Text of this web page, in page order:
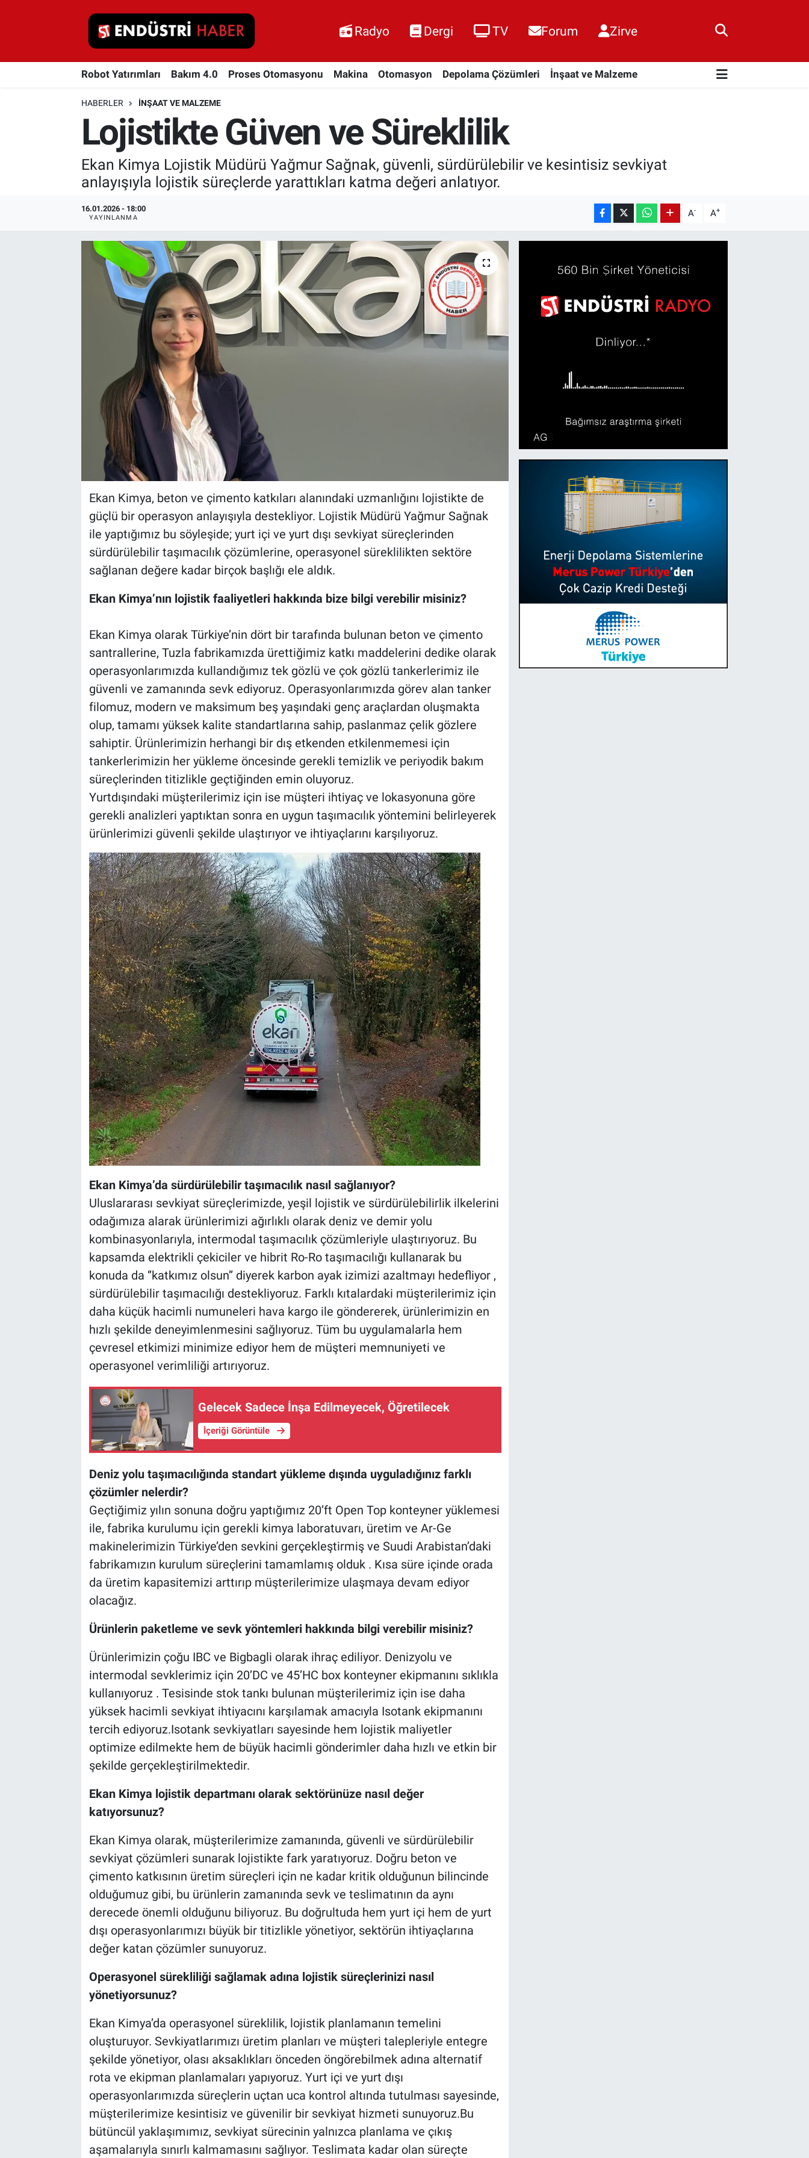
Radyo Dergi TV Forum Zirve
Robot Yatırımları Bakım 4.0 Proses Otomasyonu Makina Otomasyon Depolama Çözümleri İnşaat ve Malzeme
HABERLER İNŞAAT VE MALZEME
Lojistikte Güven ve Süreklilik
Ekan Kimya Lojistik Müdürü Yağmur Sağnak, güvenli, sürdürülebilir ve kesintisiz sevkiyat
anlayışıyla lojistik süreçlerde yarattıkları katma değeri anlatıyor.
16.01.2026 - 18:00
YAYINLANMA A- A+
Ekan Kimya, beton ve çimento katkıları alanındaki uzmanlığını lojistikte de
güçlü bir operasyon anlayışıyla destekliyor. Lojistik Müdürü Yağmur Sağnak
ile yaptığımız bu söyleşide; yurt içi ve yurt dışı sevkiyat süreçlerinden
sürdürülebilir taşımacılık çözümlerine, operasyonel süreklilikten sektöre
sağlanan değere kadar birçok başlığı ele aldık.
Ekan Kimya’nın lojistik faaliyetleri hakkında bize bilgi verebilir misiniz?
Ekan Kimya olarak Türkiye’nin dört bir tarafında bulunan beton ve çimento
santrallerine, Tuzla fabrikamızda ürettiğimiz katkı maddelerini dedike olarak
operasyonlarımızda kullandığımız tek gözlü ve çok gözlü tankerlerimiz ile
güvenli ve zamanında sevk ediyoruz. Operasyonlarımızda görev alan tanker
filomuz, modern ve maksimum beş yaşındaki genç araçlardan oluşmakta
olup, tamamı yüksek kalite standartlarına sahip, paslanmaz çelik gözlere
sahiptir. Ürünlerimizin herhangi bir dış etkenden etkilenmemesi için
tankerlerimizin her yükleme öncesinde gerekli temizlik ve periyodik bakım
süreçlerinden titizlikle geçtiğinden emin oluyoruz.
Yurtdışındaki müşterilerimiz için ise müşteri ihtiyaç ve lokasyonuna göre
gerekli analizleri yaptıktan sonra en uygun taşımacılık yöntemini belirleyerek
ürünlerimizi güvenli şekilde ulaştırıyor ve ihtiyaçlarını karşılıyoruz.
Ekan Kimya’da sürdürülebilir taşımacılık nasıl sağlanıyor?
Uluslararası sevkiyat süreçlerimizde, yeşil lojistik ve sürdürülebilirlik ilkelerini
odağımıza alarak ürünlerimizi ağırlıklı olarak deniz ve demir yolu
kombinasyonlarıyla, intermodal taşımacılık çözümleriyle ulaştırıyoruz. Bu
kapsamda elektrikli çekiciler ve hibrit Ro-Ro taşımacılığı kullanarak bu
konuda da ‘’katkımız olsun’’ diyerek karbon ayak izimizi azaltmayı hedefliyor ,
sürdürülebilir taşımacılığı destekliyoruz. Farklı kıtalardaki müşterilerimiz için
daha küçük hacimli numuneleri hava kargo ile göndererek, ürünlerimizin en
hızlı şekilde deneyimlenmesini sağlıyoruz. Tüm bu uygulamalarla hem
çevresel etkimizi minimize ediyor hem de müşteri memnuniyeti ve
operasyonel verimliliği artırıyoruz.
Gelecek Sadece İnşa Edilmeyecek, Öğretilecek
İçeriği Görüntüle
Deniz yolu taşımacılığında standart yükleme dışında uyguladığınız farklı
çözümler nelerdir?
Geçtiğimiz yılın sonuna doğru yaptığımız 20’ft Open Top konteyner yüklemesi
ile, fabrika kurulumu için gerekli kimya laboratuvarı, üretim ve Ar-Ge
makinelerimizin Türkiye’den sevkini gerçekleştirmiş ve Suudi Arabistan’daki
fabrikamızın kurulum süreçlerini tamamlamış olduk . Kısa süre içinde orada
da üretim kapasitemizi arttırıp müşterilerimize ulaşmaya devam ediyor
olacağız.
Ürünlerin paketleme ve sevk yöntemleri hakkında bilgi verebilir misiniz?
Ürünlerimizin çoğu IBC ve Bigbagli olarak ihraç ediliyor. Denizyolu ve
intermodal sevklerimiz için 20’DC ve 45’HC box konteyner ekipmanını sıklıkla
kullanıyoruz . Tesisinde stok tankı bulunan müşterilerimiz için ise daha
yüksek hacimli sevkiyat ihtiyacını karşılamak amacıyla Isotank ekipmanını
tercih ediyoruz.Isotank sevkiyatları sayesinde hem lojistik maliyetler
optimize edilmekte hem de büyük hacimli gönderimler daha hızlı ve etkin bir
şekilde gerçekleştirilmektedir.
Ekan Kimya lojistik departmanı olarak sektörünüze nasıl değer
katıyorsunuz?
Ekan Kimya olarak, müşterilerimize zamanında, güvenli ve sürdürülebilir
sevkiyat çözümleri sunarak lojistikte fark yaratıyoruz. Doğru beton ve
çimento katkısının üretim süreçleri için ne kadar kritik olduğunun bilincinde
olduğumuz gibi, bu ürünlerin zamanında sevk ve teslimatının da aynı
derecede önemli olduğunu biliyoruz. Bu doğrultuda hem yurt içi hem de yurt
dışı operasyonlarımızı büyük bir titizlikle yönetiyor, sektörün ihtiyaçlarına
değer katan çözümler sunuyoruz.
Operasyonel sürekliliği sağlamak adına lojistik süreçlerinizi nasıl
yönetiyorsunuz?
Ekan Kimya’da operasyonel süreklilik, lojistik planlamanın temelini
oluşturuyor. Sevkiyatlarımızı üretim planları ve müşteri talepleriyle entegre
şekilde yönetiyor, olası aksaklıkları önceden öngörebilmek adına alternatif
rota ve ekipman planlamaları yapıyoruz. Yurt içi ve yurt dışı
operasyonlarımızda süreçlerin uçtan uca kontrol altında tutulması sayesinde,
müşterilerimize kesintisiz ve güvenilir bir sevkiyat hizmeti sunuyoruz.Bu
bütüncül yaklaşımımız, sevkiyat sürecinin yalnızca planlama ve çıkış
aşamalarıyla sınırlı kalmamasını sağlıyor. Teslimata kadar olan süreçte
Robot Yatırımları
Proses Otomasyonu
Otomasyon
Enerjisini Üreten Fabrikalar
Endüstri 4.0 Uygulamaları
Ağır Sanayi Çözümleri